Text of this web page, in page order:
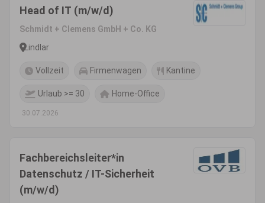
Head of IT (m/w/d)
Schmidt + Clemens GmbH + Co. KG
Lindlar
Vollzeit Firmenwagen Kantine
Urlaub >= 30 Home-Office
30.07.2026
Fachbereichsleiter*in
Datenschutz / IT-Sicherheit
(m/w/d)